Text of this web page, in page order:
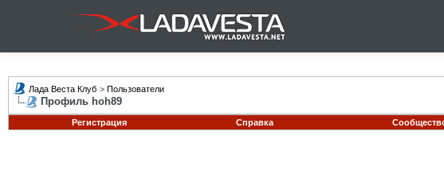
Лада Веста Клуб > Пользователи
Профиль hoh89
Регистрация Справка